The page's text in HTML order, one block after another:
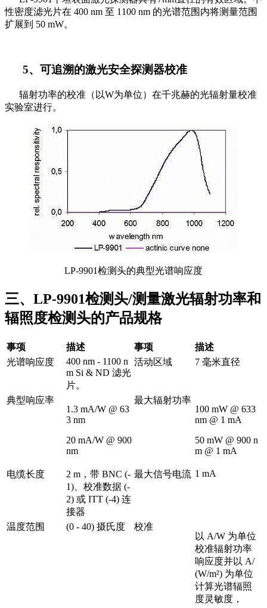
性密度滤光片在 400 nm 至 1100 nm 的光谱范围内将测量范围
扩展到 50 mW。
5、可追溯的激光安全探测器校准
辐射功率的校准（以W为单位）在千兆赫的光辐射量校准
实验室进行。
LP-9901检测头的典型光谱响应度
三、LP-9901检测头/测量激光辐射功率和
辐照度检测头的产品规格
事项 描述 事项
描述
光谱响应度
400 nm - 1100 n
m Si & ND 滤光
片。
活动区域 7 毫米直径
典型响应率
1.3 mA/W @ 63
3 nm
20 mA/W @ 900
nm
最大辐射功率
100 mW @ 633
nm @ 1 mA
50 mW @ 900 n
m @ 1 mA
电缆长度
2 m，带 BNC (-
1)、校准数据 (-
2) 或 ITT (-4) 连
接器
最大信号电流 1 mA
温度范围 (0 - 40) 摄氏度
校准
以 A/W 为单位
校准辐射功率
响应度并以 A/
(W/m²) 为单位
计算光谱辐照
度灵敏度，